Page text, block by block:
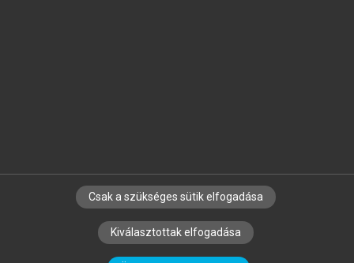
SZERZŐKNEK CÉGEKNEK KÖNYVTÁROSOKNAK
SZERKESZTÉSI ÉS LEKTORÁLÁSI ALAPELVEK
Csak a szükséges sütik elfogadása
Kiválasztottak elfogadása